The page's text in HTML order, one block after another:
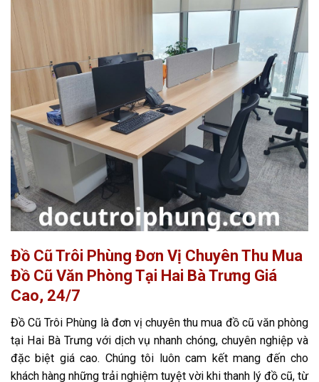
Đồ Cũ Trôi Phùng Đơn Vị Chuyên Thu Mua
Đồ Cũ Văn Phòng Tại Hai Bà Trưng Giá
Cao, 24/7
Đồ Cũ Trôi Phùng là đơn vị chuyên thu mua đồ cũ văn phòng
tại Hai Bà Trưng với dịch vụ nhanh chóng, chuyên nghiệp và
đặc biệt giá cao. Chúng tôi luôn cam kết mang đến cho
khách hàng những trải nghiệm tuyệt vời khi thanh lý đồ cũ, từ